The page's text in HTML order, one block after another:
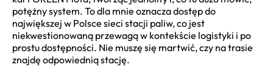
potężny system. To dla mnie oznacza dostęp do
największej w Polsce sieci stacji paliw, co jest
niekwestionowaną przewagą w kontekście logistyki i po
prostu dostępności. Nie muszę się martwić, czy na trasie
znajdę odpowiednią stację.